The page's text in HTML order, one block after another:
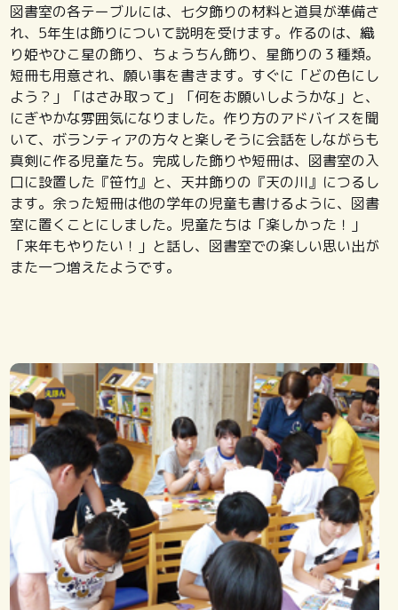
図書室の各テーブルには、七夕飾りの材料と道具が準備さ
れ、5年生は飾りについて説明を受けます。作るのは、織
り姫やひこ星の飾り、ちょうちん飾り、星飾りの３種類。
短冊も用意され、願い事を書きます。すぐに「どの色にし
よう？」「はさみ取って」「何をお願いしようかな」と、
にぎやかな雰囲気になりました。作り方のアドバイスを聞
いて、ボランティアの方々と楽しそうに会話をしながらも
真剣に作る児童たち。完成した飾りや短冊は、図書室の入
口に設置した『笹竹』と、天井飾りの『天の川』につるし
ます。余った短冊は他の学年の児童も書けるように、図書
室に置くことにしました。児童たちは「楽しかった！」
「来年もやりたい！」と話し、図書室での楽しい思い出が
また一つ増えたようです。